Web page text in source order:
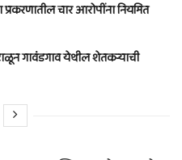
चार आरोपींना नियमित
गावंडगाव येथील शेतकऱ्याची